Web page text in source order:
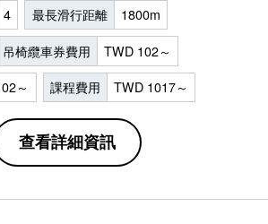
4 最長滑行距離 1800m
吊椅纜車券費用 TWD 102～
～ 課程費用 TWD 1017～
查看詳細資訊